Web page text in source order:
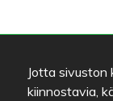
Jotta sivuston
kiinnostavia,